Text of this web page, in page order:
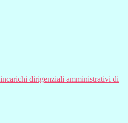
dirigenziali amministrativi di